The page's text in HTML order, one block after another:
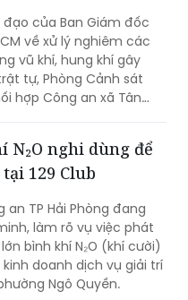
vụ nổ súng giải
Vĩnh Lộc
của Ban Giám đốc
về xử lý nghiêm các
tự, Phòng Cảnh sát
hợp Công an xã Tân
an xã Đông Thạnh và
quan nhanh chóng điều
ý gây thương tích” và
công cộng” xảy ra ngày
xã Tân Vĩnh Lộc.
nghi dùng để
129 Club
an TP Hải Phòng đang
làm rõ vụ việc phát